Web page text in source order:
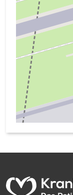
Messung der
Analyse von
verschiedenen
Entwicklung
Verwendung
IAB-Besonderheiten:
Verwendung
Geräte anhand
Nicht-IAB-
Performance